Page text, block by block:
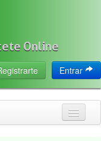
Online
Entrar